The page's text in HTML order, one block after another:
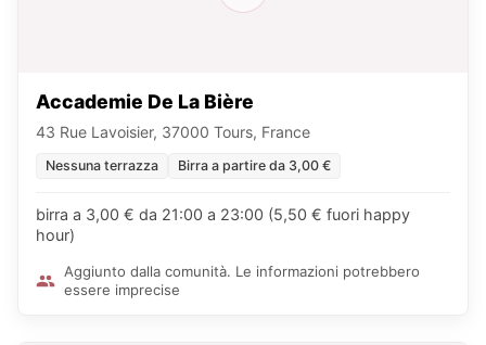
Accademie De La Bière
43 Rue Lavoisier, 37000 Tours, France
Nessuna terrazza Birra a partire da 3,00 €
birra a 3,00 € da 21:00 a 23:00 (5,50 € fuori happy
hour)
Aggiunto dalla comunità. Le informazioni potrebbero
essere imprecise